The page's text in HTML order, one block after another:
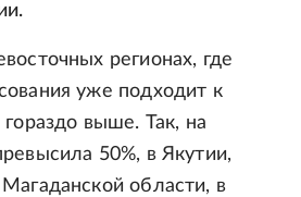
регионах, где
уже подходит к
гораздо выше. Так, на
50%, в Якутии,
области, в